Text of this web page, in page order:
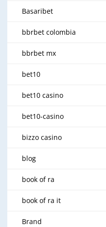
Basaribet
bbrbet colombia
bbrbet mx
bet10
bet10 casino
bet10-casino
bizzo casino
blog
book of ra
book of ra it
Brand